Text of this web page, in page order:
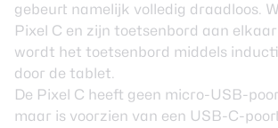
gebeurt namelijk volledig draadloos.
Pixel C en zijn toetsenbord aan
wordt het toetsenbord middels
door de tablet.
De Pixel C heeft geen micro-USB-
maar is voorzien van een USB-C-